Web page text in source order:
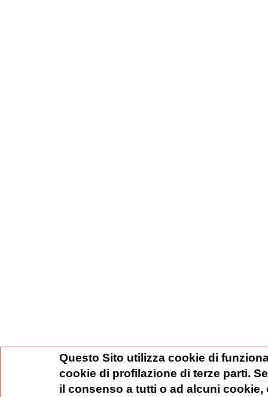
Questo Sito utilizza cookie di
cookie di profilazione di terze parti.
il consenso a tutti o ad alcuni